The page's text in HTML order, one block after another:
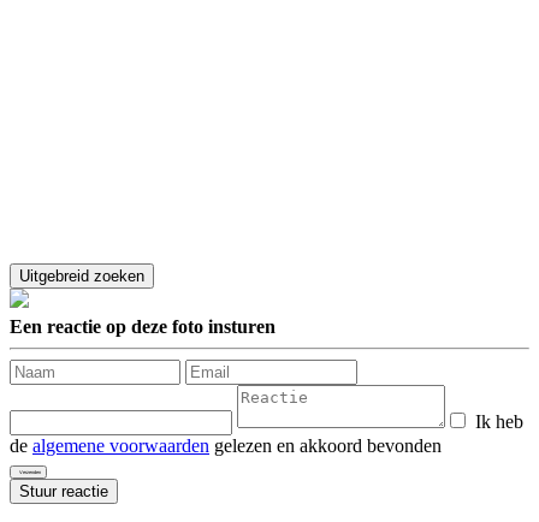
Een reactie op deze foto insturen
Ik heb
de algemene voorwaarden gelezen en akkoord bevonden